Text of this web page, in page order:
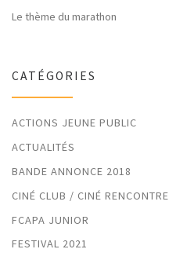
Le thème du marathon
CATÉGORIES
ACTIONS JEUNE PUBLIC
ACTUALITÉS
BANDE ANNONCE 2018
CINÉ CLUB / CINÉ RENCONTRE
FCAPA JUNIOR
FESTIVAL 2021